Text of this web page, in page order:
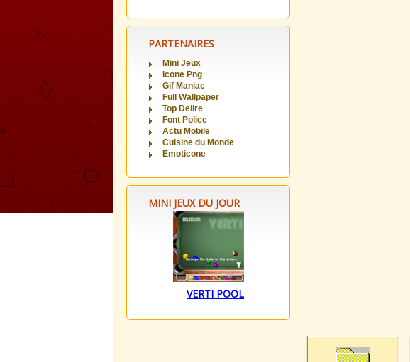
PARTENAIRES
Mini Jeux
Icone Png
Gif Maniac
Full Wallpaper
Top Delire
Font Police
Actu Mobile
Cuisine du Monde
Emoticone
MINI JEUX DU JOUR
VERTI POOL